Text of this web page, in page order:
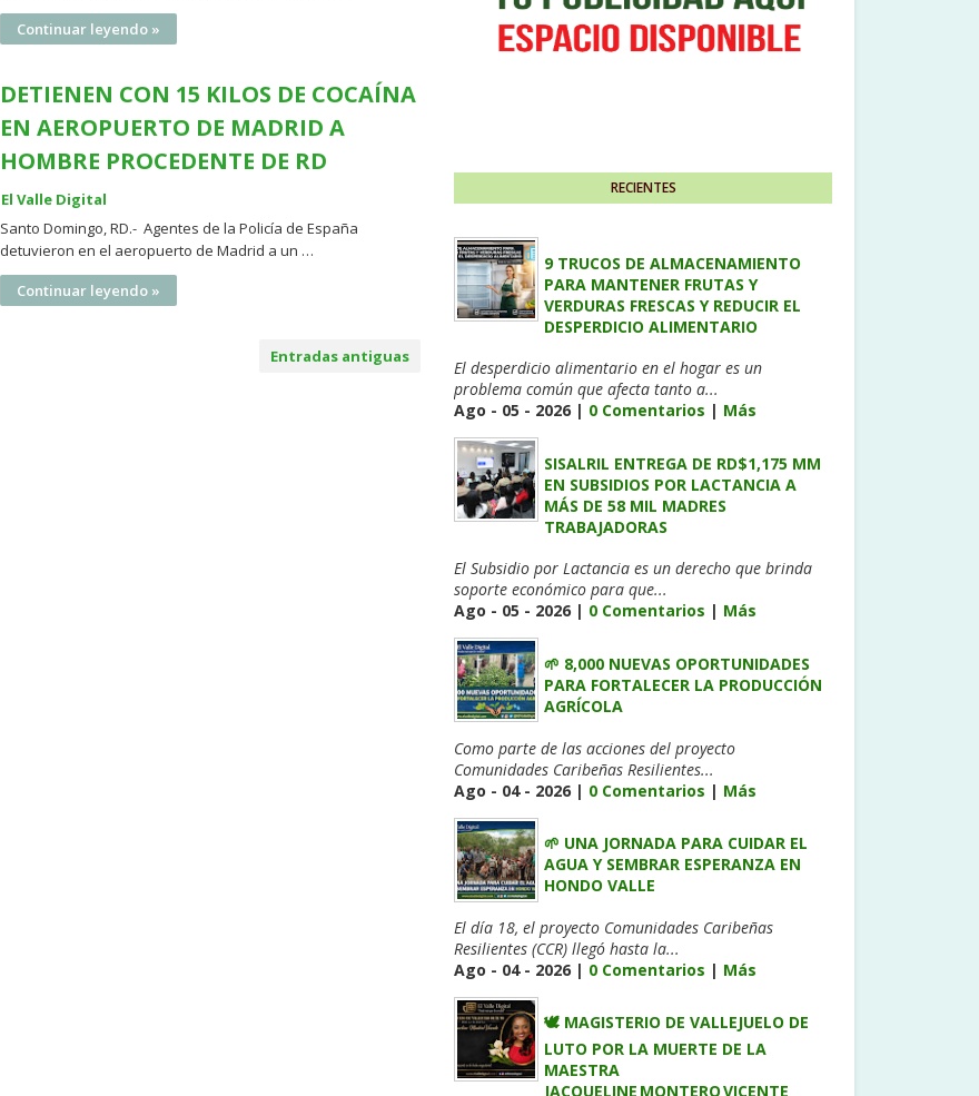
Continuar leyendo »
DETIENEN CON 15 KILOS DE COCAÍNA
EN AEROPUERTO DE MADRID A
HOMBRE PROCEDENTE DE RD
El Valle Digital
Santo Domingo, RD.- Agentes de la Policía de España
detuvieron en el aeropuerto de Madrid a un …
Continuar leyendo »
Entradas antiguas
RECIENTES
9 TRUCOS DE ALMACENAMIENTO
PARA MANTENER FRUTAS Y
VERDURAS FRESCAS Y REDUCIR EL
DESPERDICIO ALIMENTARIO
El desperdicio alimentario en el hogar es un
problema común que afecta tanto a...
Ago - 05 - 2026 | 0 Comentarios | Más
SISALRIL ENTREGA DE RD$1,175 MM
EN SUBSIDIOS POR LACTANCIA A
MÁS DE 58 MIL MADRES
TRABAJADORAS
El Subsidio por Lactancia es un derecho que brinda
soporte económico para que...
Ago - 05 - 2026 | 0 Comentarios | Más
🌱 8,000 NUEVAS OPORTUNIDADES
PARA FORTALECER LA PRODUCCIÓN
AGRÍCOLA
Como parte de las acciones del proyecto
Comunidades Caribeñas Resilientes...
Ago - 04 - 2026 | 0 Comentarios | Más
🌱 UNA JORNADA PARA CUIDAR EL
AGUA Y SEMBRAR ESPERANZA EN
HONDO VALLE
El día 18, el proyecto Comunidades Caribeñas
Resilientes (CCR) llegó hasta la...
Ago - 04 - 2026 | 0 Comentarios | Más
🕊️ MAGISTERIO DE VALLEJUELO DE
LUTO POR LA MUERTE DE LA
MAESTRA
JACQUELINE MONTERO VICENTE